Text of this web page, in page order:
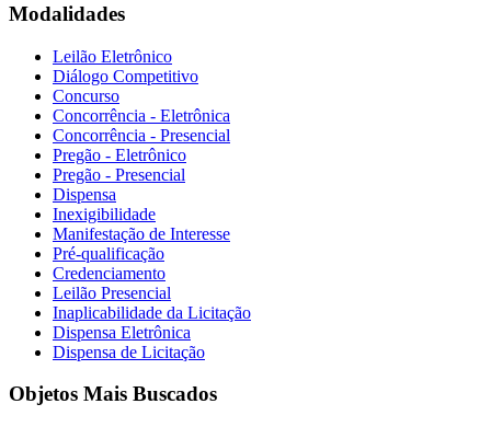
Modalidades
Leilão Eletrônico
Diálogo Competitivo
Concurso
Concorrência - Eletrônica
Concorrência - Presencial
Pregão - Eletrônico
Pregão - Presencial
Dispensa
Inexigibilidade
Manifestação de Interesse
Pré-qualificação
Credenciamento
Leilão Presencial
Inaplicabilidade da Licitação
Dispensa Eletrônica
Dispensa de Licitação
Objetos Mais Buscados